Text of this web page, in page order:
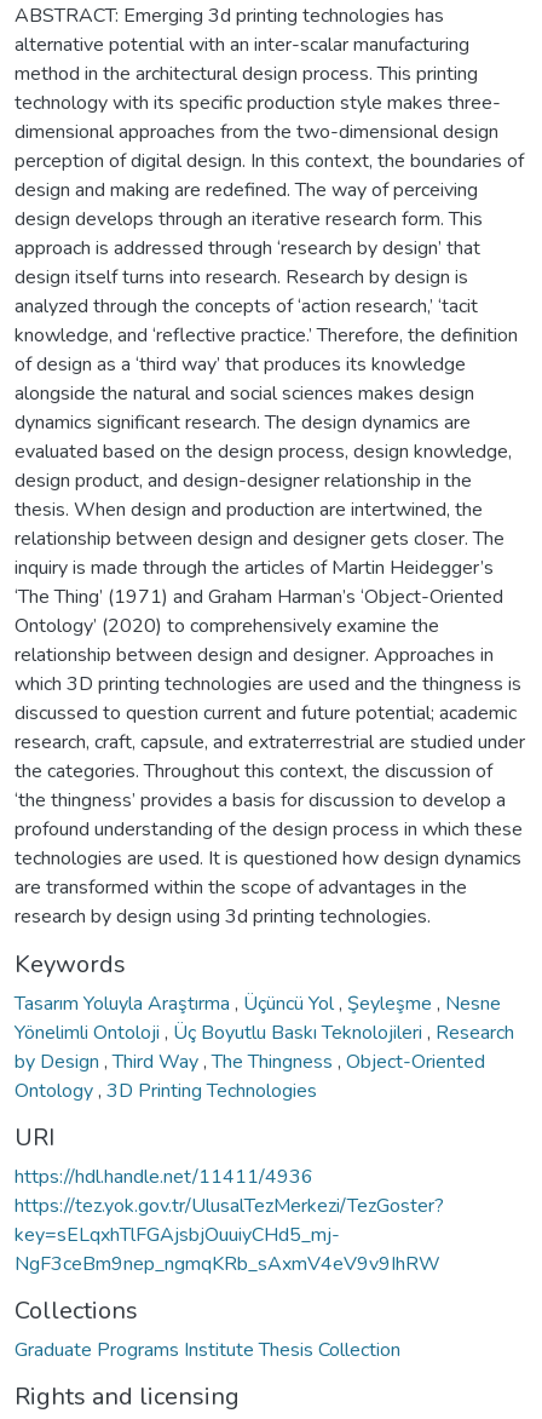
ABSTRACT: Emerging 3d printing technologies has
alternative potential with an inter-scalar manufacturing
method in the architectural design process. This printing
technology with its specific production style makes three-
dimensional approaches from the two-dimensional design
perception of digital design. In this context, the boundaries of
design and making are redefined. The way of perceiving
design develops through an iterative research form. This
approach is addressed through ‘research by design’ that
design itself turns into research. Research by design is
analyzed through the concepts of ‘action research,’ ‘tacit
knowledge, and ‘reflective practice.’ Therefore, the definition
of design as a ‘third way’ that produces its knowledge
alongside the natural and social sciences makes design
dynamics significant research. The design dynamics are
evaluated based on the design process, design knowledge,
design product, and design-designer relationship in the
thesis. When design and production are intertwined, the
relationship between design and designer gets closer. The
inquiry is made through the articles of Martin Heidegger’s
‘The Thing’ (1971) and Graham Harman’s ‘Object-Oriented
Ontology’ (2020) to comprehensively examine the
relationship between design and designer. Approaches in
which 3D printing technologies are used and the thingness is
discussed to question current and future potential; academic
research, craft, capsule, and extraterrestrial are studied under
the categories. Throughout this context, the discussion of
‘the thingness’ provides a basis for discussion to develop a
profound understanding of the design process in which these
technologies are used. It is questioned how design dynamics
are transformed within the scope of advantages in the
research by design using 3d printing technologies.
Keywords
Tasarım Yoluyla Araştırma , Üçüncü Yol, Şeyleşme , Nesne
Yönelimli Ontoloji , Üç Boyutlu Baskı Teknolojileri , Research
by Design ,Third Way,The Thingness , Object-Oriented
Ontology, 3D Printing Technologies
URI
https://hdl.handle.net/11411/4936
https://tez.yok.gov.tr/UlusalTezMerkezi/TezGoster?
key=sELqxhTlFGAjsbjOuuiyCHd5_mj-
NgF3ceBm9nep_ngmqKRb_sAxmV4eV9v9IhRW
Collections
Graduate Programs Institute Thesis Collection
Rights and licensing